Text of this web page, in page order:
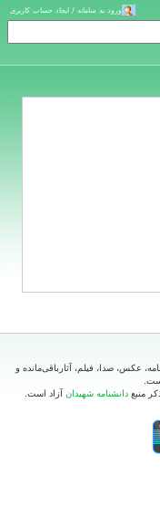
ورود به سامانه / ایجاد حساب کاربری
عکس، صدا، فیلم، آثارباقی‌مانده و
منبع دانشنامه شهیدان آزاد است.